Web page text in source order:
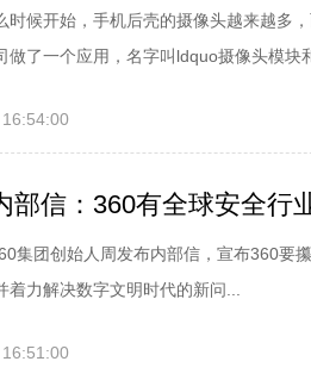
时候开始，手机后壳的摄像头越来越多
做了一个应用，名字叫ldquo摄像头模块
部信：360有全球安全行
集团创始人周发布内部信，宣布360要
着力解决数字文明时代的新问...